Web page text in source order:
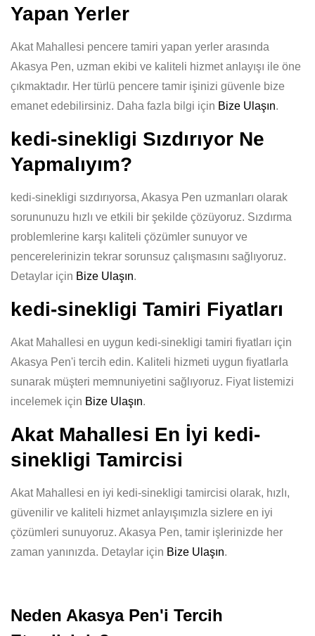
Yapan Yerler
Akat Mahallesi pencere tamiri yapan yerler arasında
Akasya Pen, uzman ekibi ve kaliteli hizmet anlayışı ile öne
çıkmaktadır. Her türlü pencere tamir işinizi güvenle bize
emanet edebilirsiniz. Daha fazla bilgi için Bize Ulaşın.
kedi-sinekligi Sızdırıyor Ne
Yapmalıyım?
kedi-sinekligi sızdırıyorsa, Akasya Pen uzmanları olarak
sorununuzu hızlı ve etkili bir şekilde çözüyoruz. Sızdırma
problemlerine karşı kaliteli çözümler sunuyor ve
pencerelerinizin tekrar sorunsuz çalışmasını sağlıyoruz.
Detaylar için Bize Ulaşın.
kedi-sinekligi Tamiri Fiyatları
Akat Mahallesi en uygun kedi-sinekligi tamiri fiyatları için
Akasya Pen'i tercih edin. Kaliteli hizmeti uygun fiyatlarla
sunarak müşteri memnuniyetini sağlıyoruz. Fiyat listemizi
incelemek için Bize Ulaşın.
Akat Mahallesi En İyi kedi-
sinekligi Tamircisi
Akat Mahallesi en iyi kedi-sinekligi tamircisi olarak, hızlı,
güvenilir ve kaliteli hizmet anlayışımızla sizlere en iyi
çözümleri sunuyoruz. Akasya Pen, tamir işlerinizde her
zaman yanınızda. Detaylar için Bize Ulaşın.
Neden Akasya Pen'i Tercih